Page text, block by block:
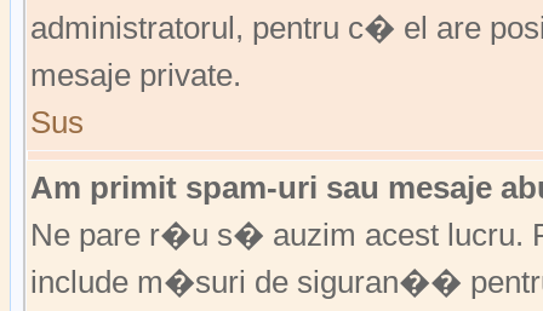
administratorul, pentru c� el are
mesaje private.
Sus
Am primit spam-uri sau mesaje
Ne pare r�u s� auzim acest lucru.
include m�suri de siguran��